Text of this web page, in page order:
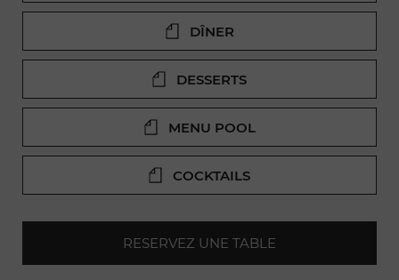
DÎNER
DESSERTS
MENU POOL
COCKTAILS
RESERVEZ UNE TABLE